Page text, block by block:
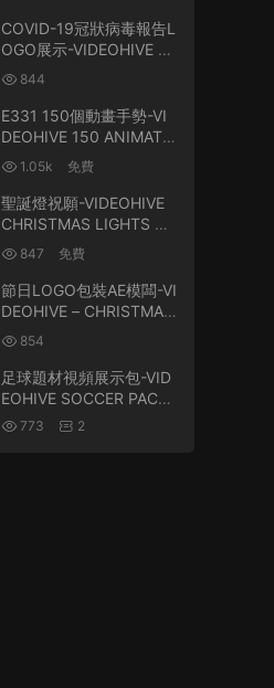
COVID-19冠狀病毒報告L
OGO展示-VIDEOHIVE –
COVID-19 CORONAVIR
US REPORT OPEN LOG
O – 26080512
844
E331 150個動畫手勢-VI
DEOHIVE 150 ANIMATE
D HAND GESTURES
1.05k 免費
聖誕燈祝願-VIDEOHIVE
CHRISTMAS LIGHTS WI
SHES 29689594
847 免費
節日LOGO包裝AE模闆-VI
DEOHIVE – CHRISTMAS
LOGO – 22955684
854
足球題材視頻展示包-VID
EOHIVE SOCCER PACK
24105369
773 2